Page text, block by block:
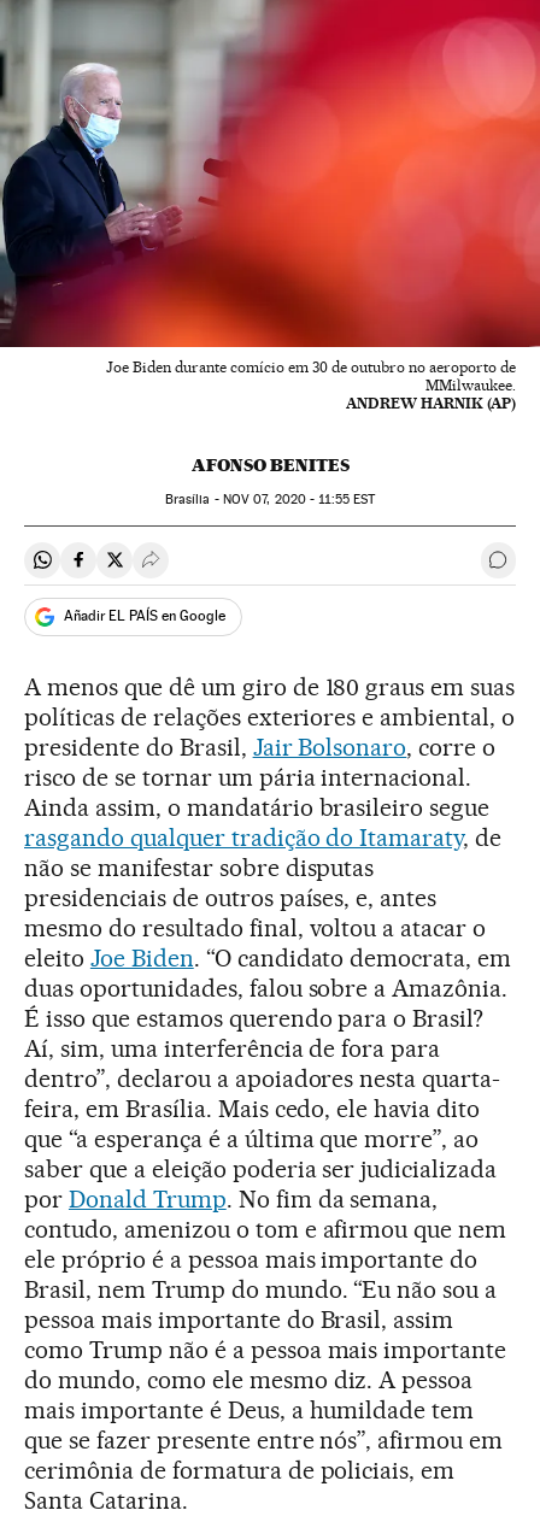
Joe Biden durante comício em 30 de outubro no aeroporto de
MMilwaukee.
ANDREW HARNIK (AP)
AFONSO BENITES
Brasília - NOV 07, 2020 - 11:55EST
Compartir en Whatsapp
Compartir en Facebook
Compartir en Twitter
Desplegar Redes Sociales
Añadir EL PAÍS en Google
A menos que dê um giro de 180 graus em suas
políticas de relações exteriores e ambiental, o
presidente do Brasil, Jair Bolsonaro, corre o
risco de se tornar um pária internacional.
Ainda assim, o mandatário brasileiro segue
rasgando qualquer tradição do Itamaraty, de
não se manifestar sobre disputas
presidenciais de outros países, e, antes
mesmo do resultado final, voltou a atacar o
eleito Joe Biden. “O candidato democrata, em
duas oportunidades, falou sobre a Amazônia.
É isso que estamos querendo para o Brasil?
Aí, sim, uma interferência de fora para
dentro”, declarou a apoiadores nesta quarta-
feira, em Brasília. Mais cedo, ele havia dito
que “a esperança é a última que morre”, ao
saber que a eleição poderia ser judicializada
por Donald Trump. No fim da semana,
contudo, amenizou o tom e afirmou que nem
ele próprio é a pessoa mais importante do
Brasil, nem Trump do mundo. “Eu não sou a
pessoa mais importante do Brasil, assim
como Trump não é a pessoa mais importante
do mundo, como ele mesmo diz. A pessoa
mais importante é Deus, a humildade tem
que se fazer presente entre nós”, afirmou em
cerimônia de formatura de policiais, em
Santa Catarina.